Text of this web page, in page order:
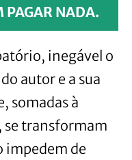
PAGAR NADA.
inegável o
autor e a sua
somadas à
transformam
impedem de